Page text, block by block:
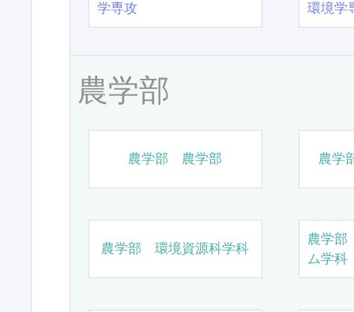
学専攻
環境学
農学部
農学部 農学部 農学
農学部 環境資源科学科
農学
ム学科